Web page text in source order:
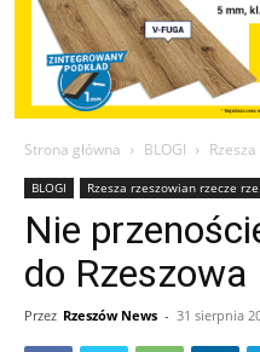
Strona główna BLOGI
BLOGI Rzesza rzeszowian rzecze
Nie
do Rzeszowa
Przez Rzeszów News - 31 sierpnia